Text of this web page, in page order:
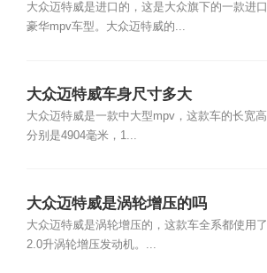
大众迈特威是进口的，这是大众旗下的一款进口
豪华mpv车型。大众迈特威的...
大众迈特威车身尺寸多大
大众迈特威是一款中大型mpv，这款车的长宽高
分别是4904毫米，1...
大众迈特威是涡轮增压的吗
大众迈特威是涡轮增压的，这款车全系都使用了
2.0升涡轮增压发动机。...